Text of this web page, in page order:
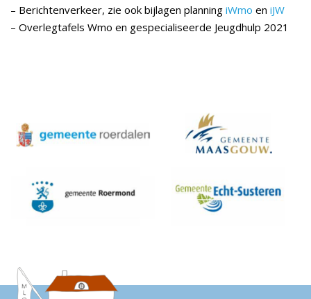
– Berichtenverkeer, zie ook bijlagen planning iWmo en iJW
– Overlegtafels Wmo en gespecialiseerde Jeugdhulp 2021